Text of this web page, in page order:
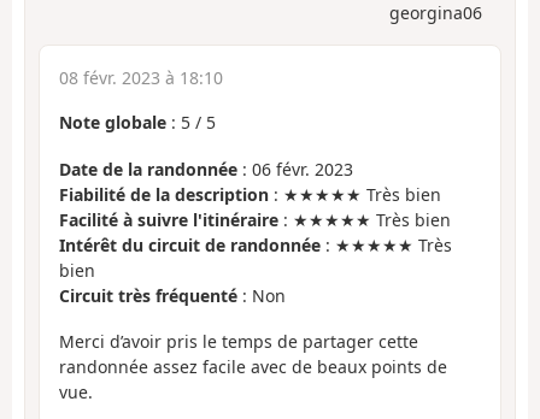
georgina06
08 févr. 2023 à 18:10
Note globale : 5 / 5
Date de la randonnée : 06 févr. 2023
Fiabilité de la description : ★★★★★ Très bien
Facilité à suivre l'itinéraire : ★★★★★ Très bien
Intérêt du circuit de randonnée : ★★★★★ Très
bien
Circuit très fréquenté : Non
Merci d’avoir pris le temps de partager cette
randonnée assez facile avec de beaux points de
vue.